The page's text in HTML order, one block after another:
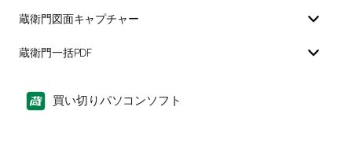
蔵衛門図面キャプチャー
蔵衛門一括PDF
買い切りパソコンソフト